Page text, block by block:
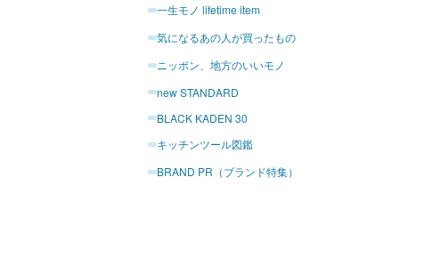
一生モノ lifetime item
気になるあの人が買ったもの
ニッポン、地方のいいモノ
new STANDARD
BLACK KADEN 30
キッチンツール図鑑
BRAND PR（ブランド特集）